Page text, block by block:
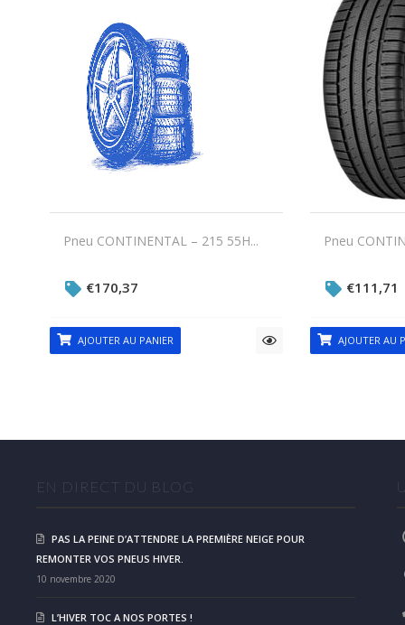
Pneu CONTINENTAL – 215 55H...
€170,37
AJOUTER AU PANIER
Pneu
€111,71
AJOUTER AU
EN DIRECT DU BLOG
PAS LA PEINE D’ATTENDRE LA PREMIÈRE NEIGE POUR
REMONTER VOS PNEUS HIVER.
10 novembre 2020
L’HIVER TOC A NOS PORTES !